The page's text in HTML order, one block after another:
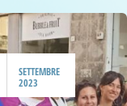
SETTEMBRE
2023